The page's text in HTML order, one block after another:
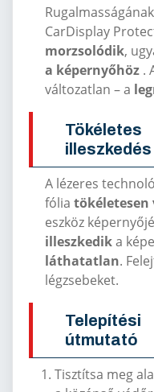
CarDisplay
morzsolódik,
a képernyőhöz .
változatlan – a
Tökéletes
illeszkedés
A lézeres
fólia tökéletesen
eszköz
illeszkedika
láthatatlan.
légzsebeket.
Telepítési
útmutató
Tisztítsa meg